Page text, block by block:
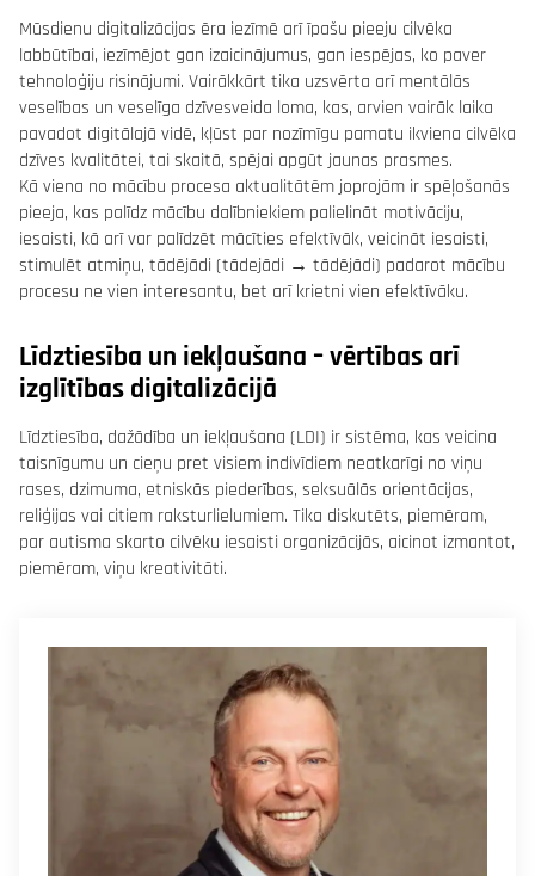
Mūsdienu digitalizācijas ēra iezīmē arī īpašu pieeju cilvēka
labbūtībai, iezīmējot gan izaicinājumus, gan iespējas, ko paver
tehnoloģiju risinājumi. Vairākkārt tika uzsvērta arī mentālās
veselības un veselīga dzīvesveida loma, kas, arvien vairāk laika
pavadot digitālajā vidē, kļūst par nozīmīgu pamatu ikviena cilvēka
dzīves kvalitātei, tai skaitā, spējai apgūt jaunas prasmes.
Kā viena no mācību procesa aktualitātēm joprojām ir spēļošanās
pieeja, kas palīdz mācību dalībniekiem palielināt motivāciju,
iesaisti, kā arī var palīdzēt mācīties efektīvāk, veicināt iesaisti,
stimulēt atmiņu, tādējādi (tādejādi → tādējādi) padarot mācību
procesu ne vien interesantu, bet arī krietni vien efektīvāku.
Līdztiesība un iekļaušana – vērtības arī
izglītības digitalizācijā
Līdztiesība, dažādība un iekļaušana (LDI) ir sistēma, kas veicina
taisnīgumu un cieņu pret visiem indivīdiem neatkarīgi no viņu
rases, dzimuma, etniskās piederības, seksuālās orientācijas,
reliģijas vai citiem raksturlielumiem. Tika diskutēts, piemēram,
par autisma skarto cilvēku iesaisti organizācijās, aicinot izmantot,
piemēram, viņu kreativitāti.